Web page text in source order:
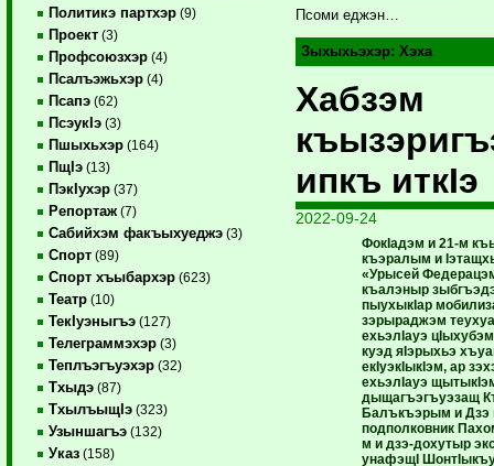
Политикэ партхэр (9)
Проект (3)
Профсоюзхэр (4)
Псалъэжьхэр (4)
Псапэ (62)
ПсэукIэ (3)
Пшыхьхэр (164)
ПщIэ (13)
ПэкIухэр (37)
Репортаж (7)
Сабийхэм факъыхуеджэ (3)
Спорт (89)
Спорт хъыбархэр (623)
Театр (10)
ТекIуэныгъэ (127)
Телеграммэхэр (3)
Теплъэгъуэхэр (32)
Тхыдэ (87)
ТхылъыщIэ (323)
Узыншагъэ (132)
Указ (158)
Псоми еджэн…
Зыхыхьэхэр:Хэха
Хабзэм
ипкъ иткIэ
2022-09-24
ФокIадэм и 21-м
къэралым и
«Урысей
къалэныр
пыухыкIар
зэрыраджэм
ехьэлIауэ
куэд яIэрыхьэ
екIуэкIыкIэм, ар
ехьэлIауэ
дыщагъэгъуэзащ
Балъкъэрым и Дзэ
подполковник
м и дзэ-дохутыр
унафэщI